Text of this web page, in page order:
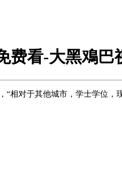
费看-大黑鳮巴
对于其他城市，学士学位，